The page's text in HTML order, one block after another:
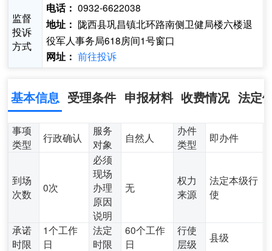
监督
投诉
方式
电话： 0932-6622038
地址： 陇西县巩昌镇北环路南侧卫健局楼六楼退
役军人事务局618房间1号窗口
网址： 前往投诉
基本信息 受理条件 申报材料 收费情况 法定
事项
类型
行政确认
服务
对象
自然人
办件
类型
即办件
到场
次数
0次
必须
现场
办理
原因
说明
无
权力
来源
法定本级行
使
承诺
时限
1个工作
日
法定
时限
60个工作
日
行使
层级
县级